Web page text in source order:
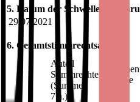
5. Datum der
29.07.2021
6. Gesamtstimmrechtsanteile
Anteil
Stimmrechte
(Summe
7.a.)
(Summe